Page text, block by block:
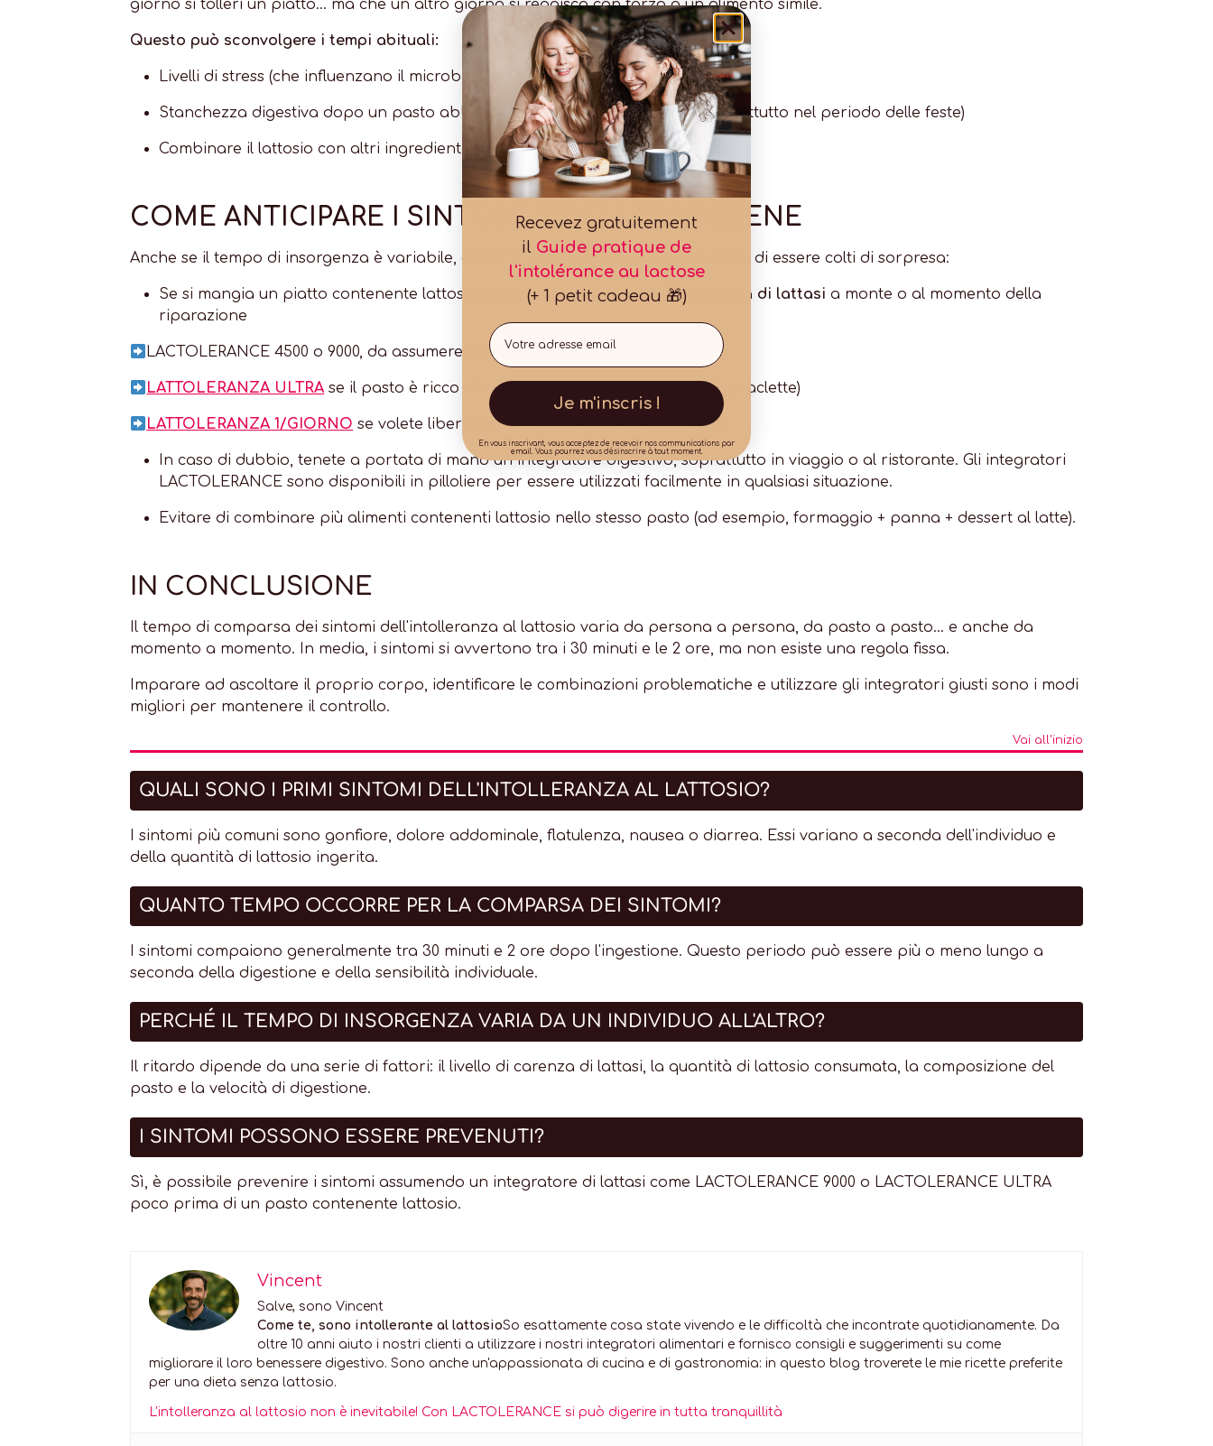
giorno si tolleri un piatto... ma che un altro giorno si reagisca con forza a un alimento simile.
Questo può sconvolgere i tempi abituali:
Livelli di stress (che influenzano il microbiota e alterano la digestione)
Stanchezza digestiva dopo un pasto abbondante (ci siamo passati tutti, soprattutto nel periodo delle feste)
Combinare il lattosio con altri ingredienti (alcol, fibre, zuccheri rapidi, ecc.).
COME ANTICIPARE I SINTOMI SENZA PRIVARSENE
Anche se il tempo di insorgenza è variabile, esistono soluzioni sempliciper evitare di essere colti di sorpresa:
Se si mangia un piatto contenente lattosio, pianificare un'assunzione adeguata di lattasi a monte o al momento della
riparazione
LACTOLERANCE 4500 o 9000, da assumere all'inizio del pasto.
LATTOLERANZA ULTRA se il pasto è ricco di lattosio e grassi (come una buona raclette)
LATTOLERANZA 1/GIORNO se volete libertà totale e protezione permanente
In caso di dubbio, tenete a portata di mano un integratore digestivo, soprattutto in viaggio o al ristorante. Gli integratori
LACTOLERANCE sono disponibili in pilloliere per essere utilizzati facilmente in qualsiasi situazione.
Evitare di combinare più alimenti contenenti lattosio nello stesso pasto (ad esempio, formaggio + panna + dessert al latte).
IN CONCLUSIONE
Il tempo di comparsa dei sintomi dell'intolleranza al lattosio varia da persona a persona, da pasto a pasto... e anche da
momento a momento. In media, i sintomi si avvertono tra i 30 minuti e le 2 ore, ma non esiste una regola fissa.
Imparare ad ascoltare il proprio corpo, identificare le combinazioni problematiche e utilizzare gli integratori giusti sono i modi
migliori per mantenere il controllo.
Vai all'inizio
QUALI SONO I PRIMI SINTOMI DELL'INTOLLERANZA AL LATTOSIO?
I sintomi più comuni sono gonfiore, dolore addominale, flatulenza, nausea o diarrea. Essi variano a seconda dell'individuo e
della quantità di lattosio ingerita.
QUANTO TEMPO OCCORRE PER LA COMPARSA DEI SINTOMI?
I sintomi compaiono generalmente tra 30 minuti e 2 ore dopo l'ingestione. Questo periodo può essere più o meno lungo a
seconda della digestione e della sensibilità individuale.
PERCHÉ IL TEMPO DI INSORGENZA VARIA DA UN INDIVIDUO ALL'ALTRO?
Il ritardo dipende da una serie di fattori: il livello di carenza di lattasi, la quantità di lattosio consumata, la composizione del
pasto e la velocità di digestione.
I SINTOMI POSSONO ESSERE PREVENUTI?
Sì, è possibile prevenire i sintomi assumendo un integratore di lattasi come LACTOLERANCE 9000 o LACTOLERANCE ULTRA
poco prima di un pasto contenente lattosio.
Vincent
Salve, sono Vincent
Come te, sono intollerante al lattosioSo esattamente cosa state vivendo e le difficoltà che incontrate quotidianamente. Da
oltre 10 anni aiuto i nostri clienti a utilizzare i nostri integratori alimentari e fornisco consigli e suggerimenti su come
migliorare il loro benessere digestivo. Sono anche un'appassionata di cucina e di gastronomia: in questo blog troverete le mie ricette preferite
per una dieta senza lattosio.
L'intolleranza al lattosio non è inevitabile! Con LACTOLERANCE si può digerire in tutta tranquillità
Recevez gratuitement
il Guide pratique de
l'intolérance au lactose
(+ 1 petit cadeau 🎁)
Email
Je m'inscris !
En vous inscrivant, vous acceptez de recevoir nos communications par
email. Vous pourrez vous désinscrire à tout moment.